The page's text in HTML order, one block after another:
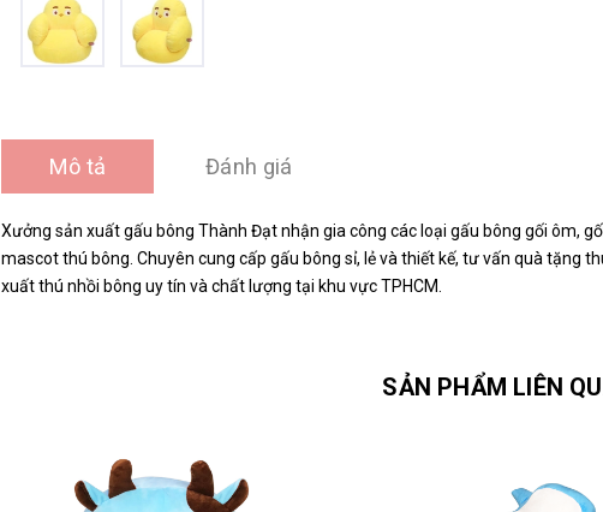
Mô tả Đánh giá
Xưởng sản xuất gấu bông Thành Đạt nhận gia công các loại gấu bông gối ôm,
mascot thú bông. Chuyên cung cấp gấu bông sỉ, lẻ và thiết kế, tư vấn quà tặng
xuất thú nhồi bông uy tín và chất lượng tại khu vực TPHCM.
SẢN PHẨM LIÊN